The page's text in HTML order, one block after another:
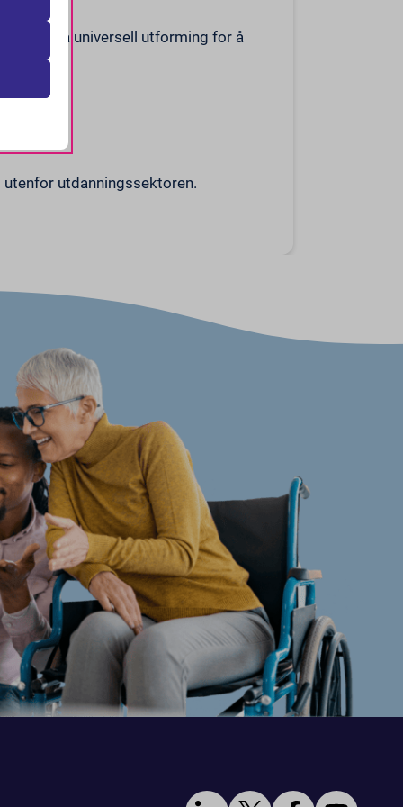
på universell utforming for å
utdanningssektoren.